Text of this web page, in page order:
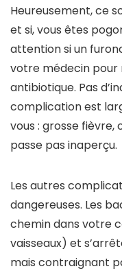
Heureusement, ce
et si, vous êtes
attention si un
votre médecin
antibiotique. Pas
complication est
vous : grosse
passe pas inaperçu.
Les autres
dangereuses. Les
chemin dans votre
vaisseaux) et
mais contraignant